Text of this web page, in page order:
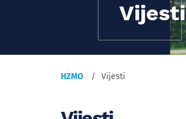
Vijesti
HZMO Vijesti